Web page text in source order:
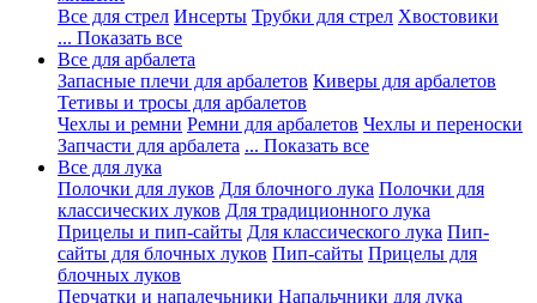
Все для стрел Инсерты Трубки для стрел Хвостовики
... Показать все
Все для арбалета
Запасные плечи для арбалетов Киверы для арбалетов
Тетивы и тросы для арбалетов
Чехлы и ремни Ремни для арбалетов Чехлы и переноски
Запчасти для арбалета ... Показать все
Все для лука
Полочки для луков Для блочного лука Полочки для
классических луков Для традиционного лука
Прицелы и пип-сайты Для классического лука Пип-
сайты для блочных луков Пип-сайты Прицелы для
блочных луков
Перчатки и напалечьники Напальчники для лука